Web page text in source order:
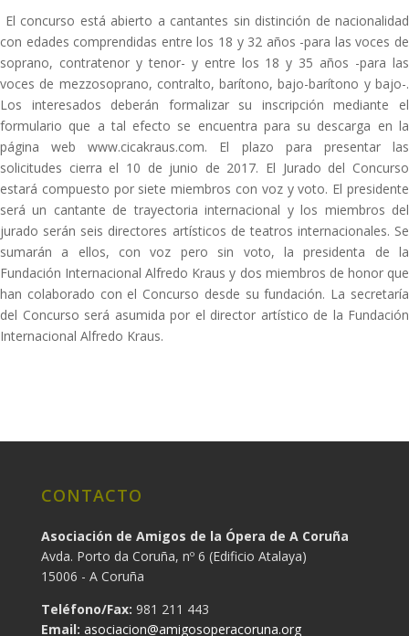
El concurso está abierto a cantantes sin distinción de nacionalidad
con edades comprendidas entre los 18 y 32 años -para las voces de
soprano, contratenor y tenor- y entre los 18 y 35 años -para las
voces de mezzosoprano, contralto, barítono, bajo-barítono y bajo-.
Los interesados deberán formalizar su inscripción mediante el
formulario que a tal efecto se encuentra para su descarga en la
página web www.cicakraus.com. El plazo para presentar las
solicitudes cierra el 10 de junio de 2017. El Jurado del Concurso
estará compuesto por siete miembros con voz y voto. El presidente
será un cantante de trayectoria internacional y los miembros del
jurado serán seis directores artísticos de teatros internacionales. Se
sumarán a ellos, con voz pero sin voto, la presidenta de la
Fundación Internacional Alfredo Kraus y dos miembros de honor que
han colaborado con el Concurso desde su fundación. La secretaría
del Concurso será asumida por el director artístico de la Fundación
Internacional Alfredo Kraus.
CONTACTO
Asociación de Amigos de la Ópera de A Coruña
Avda. Porto da Coruña, nº 6 (Edificio Atalaya)
15006 - A Coruña
Teléfono/Fax: 981 211 443
Email: asociacion@amigosoperacoruna.org